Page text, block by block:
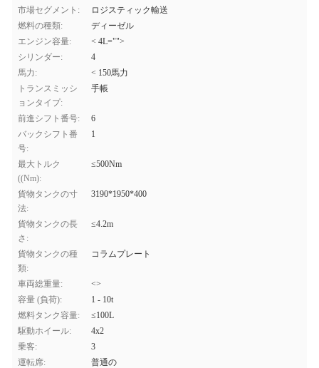
市場セグメント:
ロジスティック輸送
燃料の種類:
ディーゼル
エンジン容量:
< 4L="">
シリンダー:
4
馬力:
< 150馬力
トランスミッシ
ョンタイプ:
手帳
前進シフト番号:
6
バックシフト番
号:
1
最大トルク
((Nm):
≤500Nm
貨物タンクの寸
法:
3190*1950*400
貨物タンクの長
さ:
≤4.2m
貨物タンクの種
類:
コラムプレート
車両総重量:
<>
容量 (負荷):
1 - 10t
燃料タンク容量:
≤100L
駆動ホイール:
4x2
乗客:
3
運転席:
普通の